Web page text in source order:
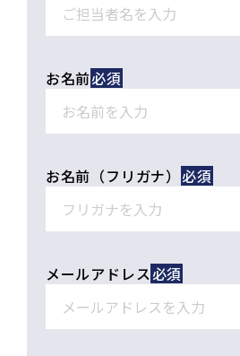
お名前
お名前（フリガナ）
メールアドレス